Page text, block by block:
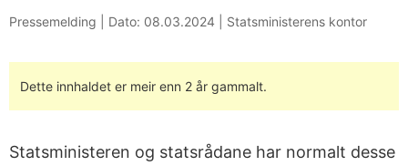
Pressemelding | Dato: 08.03.2024 Statsministerens kontor
Dette innhaldet er meir enn 2 år gammalt.
Statsministeren og statsrådane har normalt desse